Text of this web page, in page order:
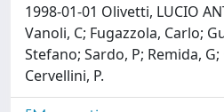
1998-01-01 Olivetti, LUCIO
Vanoli, C; Fugazzola, Carlo;
Stefano; Sardo, P; Remida,
Cervellini, P.